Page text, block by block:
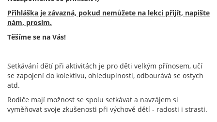
Přihláška je závazná, pokud nemůžete na lekci přijít, napište
nám, prosím.
Těšíme se na Vás!
Setkávání dětí při aktivitách je pro děti velkým přínosem, učí
se zapojení do kolektivu, ohleduplnosti, odbourává se ostych
atd.
Rodiče mají možnost se spolu setkávat a navzájem si
vyměňovat svoje zkušenosti při výchově dětí - radosti i strasti.